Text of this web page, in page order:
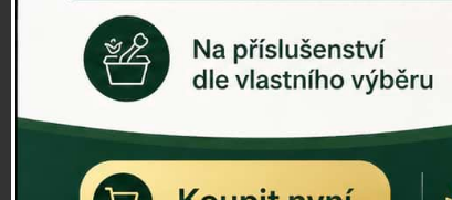
Dózy na brambory a zeleninu
VÝPRODEJ - poslední kusy
Andělé, něžné sošky
Aroma lampy
Buddha soška
BUDKY PRO SÝKORKY
Budky pro vrabce